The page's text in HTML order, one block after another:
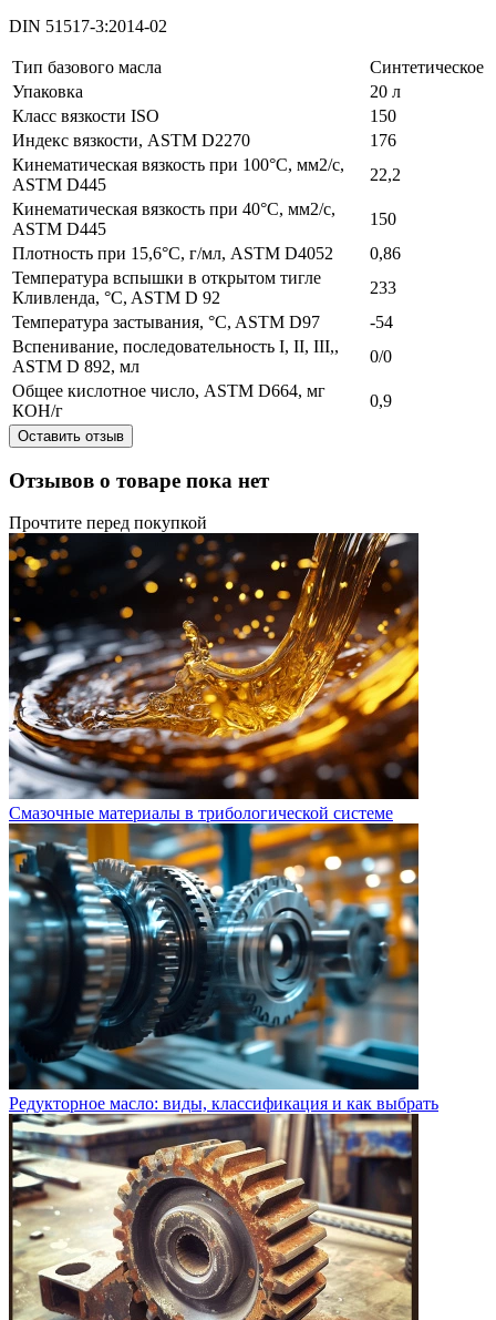
DIN 51517-3:2014-02
Тип базового масла
Синтетическое
Упаковка
20 л
Класс вязкости ISO
150
Индекс вязкости, ASTM D2270
176
Кинематическая вязкость при 100°C, мм2/с,
ASTM D445
22,2
Кинематическая вязкость при 40°C, мм2/с,
ASTM D445
150
Плотность при 15,6°C, г/мл, ASTM D4052
0,86
Температура вспышки в открытом тигле
Кливленда, °C, ASTM D 92
233
Температура застывания, °C, ASTM D97
-54
Вспенивание, последовательность I, II, III,,
ASTM D 892, мл
0/0
Общее кислотное число, ASTM D664, мг
КОН/г
0,9
Оставить отзыв
Отзывов о товаре пока нет
Прочтите перед покупкой
Смазочные материалы в трибологической системе
Редукторное масло: виды, классификация и как выбрать